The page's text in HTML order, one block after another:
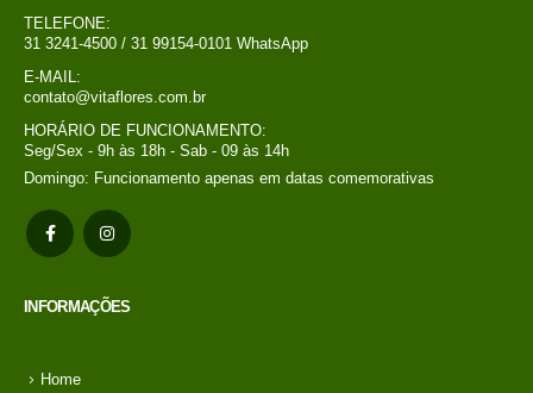
TELEFONE:
31 3241-4500 / 31 99154-0101 WhatsApp
E-MAIL:
contato@vitaflores.com.br
HORÁRIO DE FUNCIONAMENTO:
Seg/Sex - 9h às 18h - Sab - 09 às 14h
Domingo: Funcionamento apenas em datas comemorativas
INFORMAÇÕES
Home